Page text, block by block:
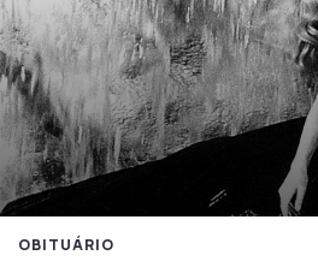
OBITUÁRIO